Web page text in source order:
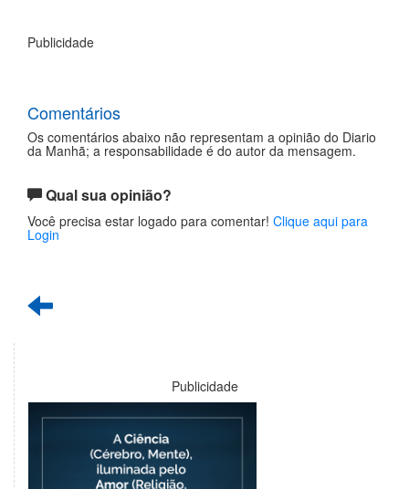
Publicidade
Comentários
Os comentários abaixo não representam a opinião do Diario
da Manhã; a responsabilidade é do autor da mensagem.
Qual sua opinião?
Você precisa estar logado para comentar! Clique aqui para
Login
Publicidade